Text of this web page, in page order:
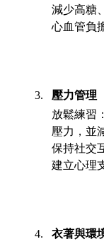
減少高糖
心血管負
壓力管理
放鬆練習
壓力，並
保持社交
建立心理
衣著與環